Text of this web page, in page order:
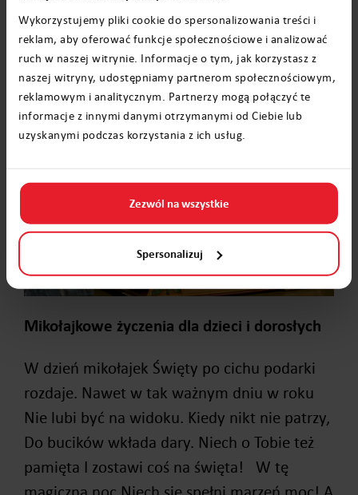
Wykorzystujemy pliki cookie do spersonalizowania treści i
reklam, aby oferować funkcje społecznościowe i analizować
ruch w naszej witrynie. Informacje o tym, jak korzystasz z
naszej witryny, udostępniamy partnerom społecznościowym,
reklamowym i analitycznym. Partnerzy mogą połączyć te
informacje z innymi danymi otrzymanymi od Ciebie lub
uzyskanymi podczas korzystania z ich usług.
Zezwól na wszystkie
Spersonalizuj
Mikołajkowe życzenia dla dzieci i dorosłych
W dzień mikołajek Święty po cichu podarki
rozdaje. Nawet w tak ważnym dniu w roku
Nie lubi być na widoku. Kiedy nikt nie patrzy,
Do bucików wkłada dary. Niech o Tobie też
pamięta I zostawi coś na święta! W tę